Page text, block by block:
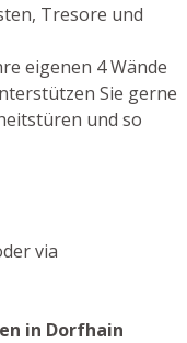
Tresore und
eigenen 4 Wände
Sie gerne
und so
via
in Dorfhain